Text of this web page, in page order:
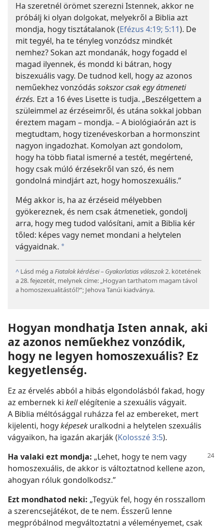
Ha szeretnél örömet szerezni Istennek, akkor ne
próbálj ki olyan dolgokat, melyekről a Biblia azt
mondja, hogy tisztátalanok (Efézus 4:19; 5:11). De
mit tegyél, ha te tényleg vonzódsz mindkét
nemhez? Sokan azt mondanák, hogy fogadd el
magad ilyennek, és mondd ki bátran, hogy
biszexuális vagy. De tudnod kell, hogy az azonos
neműekhez vonzódás sokszor csak egy átmeneti
érzés. Ezt a 16 éves Lisette is tudja. „Beszélgettem a
szüleimmel az érzéseimről, és utána sokkal jobban
éreztem magam – mondja. – A biológiaórán azt is
megtudtam, hogy tizenéveskorban a hormonszint
nagyon ingadozhat. Komolyan azt gondolom,
hogy ha több fiatal ismerné a testét, megértené,
hogy csak múló érzésekről van szó, és nem
gondolná mindjárt azt, hogy homoszexuális.”
Még akkor is, ha az érzéseid mélyebben
gyökereznek, és nem csak átmenetiek, gondolj
arra, hogy meg tudod valósítani, amit a Biblia kér
tőled: képes vagy nemet mondani a helytelen
vágyaidnak. *
^ Lásd még aFiatalok kérdései – Gyakorlatias válaszok2. kötetének
a 28. fejezetét, melynek címe: „Hogyan tarthatom magam távol
a homoszexualitástól?”; Jehova Tanúi kiadványa.
Hogyan mondhatja Isten annak, aki
az azonos neműekhez vonzódik,
hogy ne legyen homoszexuális? Ez
kegyetlenség.
Ez az érvelés abból a hibás elgondolásból fakad, hogy
az embernek ki kellelégítenie a szexuális vágyait.
A Biblia méltósággal ruházza fel az embereket, mert
kijelenti, hogyképesek uralkodni a helytelen szexuális
vágyaikon, ha igazán akarják (Kolosszé 3:5).
Ha valaki ezt mondja: „Lehet, hogy te nem vagy
homoszexuális, de akkor is változtatnod kellene azon,
ahogyan róluk gondolkodsz.”
Ezt mondhatod neki: „Tegyük fel, hogy én rosszallom
a szerencsejátékot, de te nem. Ésszerű lenne
megpróbálnod megváltoztatni a véleményemet, csak